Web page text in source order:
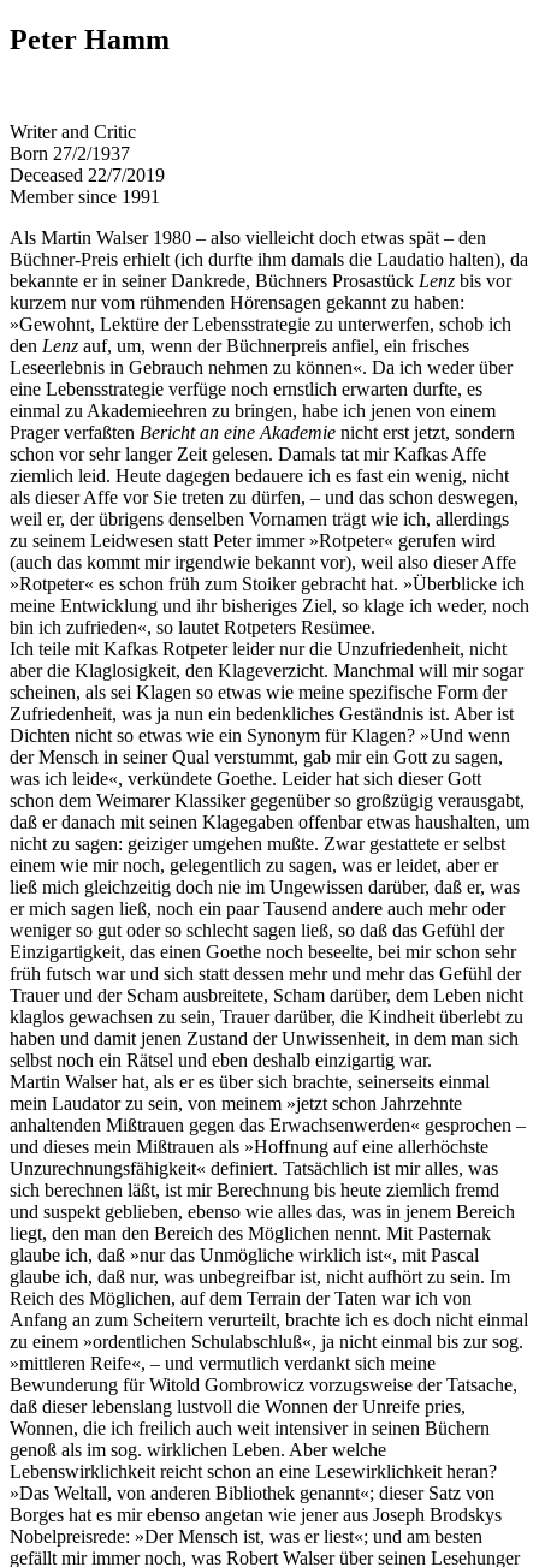
Peter Hamm
Writer and Critic
Born 27/2/1937
Deceased 22/7/2019
Member since 1991
Als Martin Walser 1980 – also vielleicht doch etwas spät – den
Büchner-Preis erhielt (ich durfte ihm damals die Laudatio halten), da
bekannte er in seiner Dankrede, Büchners Prosastück Lenz bis vor
kurzem nur vom rühmenden Hörensagen gekannt zu haben:
»Gewohnt, Lektüre der Lebensstrategie zu unterwerfen, schob ich
den Lenz auf, um, wenn der Büchnerpreis anfiel, ein frisches
Leseerlebnis in Gebrauch nehmen zu können«. Da ich weder über
eine Lebensstrategie verfüge noch ernstlich erwarten durfte, es
einmal zu Akademieehren zu bringen, habe ich jenen von einem
Prager verfaßten Bericht an eine Akademie nicht erst jetzt, sondern
schon vor sehr langer Zeit gelesen. Damals tat mir Kafkas Affe
ziemlich leid. Heute dagegen bedauere ich es fast ein wenig, nicht
als dieser Affe vor Sie treten zu dürfen, – und das schon deswegen,
weil er, der übrigens denselben Vornamen trägt wie ich, allerdings
zu seinem Leidwesen statt Peter immer »Rotpeter« gerufen wird
(auch das kommt mir irgendwie bekannt vor), weil also dieser Affe
»Rotpeter« es schon früh zum Stoiker gebracht hat. »Überblicke ich
meine Entwicklung und ihr bisheriges Ziel, so klage ich weder, noch
bin ich zufrieden«, so lautet Rotpeters Resümee.
Ich teile mit Kafkas Rotpeter leider nur die Unzufriedenheit, nicht
aber die Klaglosigkeit, den Klageverzicht. Manchmal will mir sogar
scheinen, als sei Klagen so etwas wie meine spezifische Form der
Zufriedenheit, was ja nun ein bedenkliches Geständnis ist. Aber ist
Dichten nicht so etwas wie ein Synonym für Klagen? »Und wenn
der Mensch in seiner Qual verstummt, gab mir ein Gott zu sagen,
was ich leide«, verkündete Goethe. Leider hat sich dieser Gott
schon dem Weimarer Klassiker gegenüber so großzügig verausgabt,
daß er danach mit seinen Klagegaben offenbar etwas haushalten, um
nicht zu sagen: geiziger umgehen mußte. Zwar gestattete er selbst
einem wie mir noch, gelegentlich zu sagen, was er leidet, aber er
ließ mich gleichzeitig doch nie im Ungewissen darüber, daß er, was
er mich sagen ließ, noch ein paar Tausend andere auch mehr oder
weniger so gut oder so schlecht sagen ließ, so daß das Gefühl der
Einzigartigkeit, das einen Goethe noch beseelte, bei mir schon sehr
früh futsch war und sich statt dessen mehr und mehr das Gefühl der
Trauer und der Scham ausbreitete, Scham darüber, dem Leben nicht
klaglos gewachsen zu sein, Trauer darüber, die Kindheit überlebt zu
haben und damit jenen Zustand der Unwissenheit, in dem man sich
selbst noch ein Rätsel und eben deshalb einzigartig war.
Martin Walser hat, als er es über sich brachte, seinerseits einmal
mein Laudator zu sein, von meinem »jetzt schon Jahrzehnte
anhaltenden Mißtrauen gegen das Erwachsenwerden« gesprochen –
und dieses mein Mißtrauen als »Hoffnung auf eine allerhöchste
Unzurechnungsfähigkeit« definiert. Tatsächlich ist mir alles, was
sich berechnen läßt, ist mir Berechnung bis heute ziemlich fremd
und suspekt geblieben, ebenso wie alles das, was in jenem Bereich
liegt, den man den Bereich des Möglichen nennt. Mit Pasternak
glaube ich, daß »nur das Unmögliche wirklich ist«, mit Pascal
glaube ich, daß nur, was unbegreifbar ist, nicht aufhört zu sein. Im
Reich des Möglichen, auf dem Terrain der Taten war ich von
Anfang an zum Scheitern verurteilt, brachte ich es doch nicht einmal
zu einem »ordentlichen Schulabschluß«, ja nicht einmal bis zur sog.
»mittleren Reife«, – und vermutlich verdankt sich meine
Bewunderung für Witold Gombrowicz vorzugsweise der Tatsache,
daß dieser lebenslang lustvoll die Wonnen der Unreife pries,
Wonnen, die ich freilich auch weit intensiver in seinen Büchern
genoß als im sog. wirklichen Leben. Aber welche
Lebenswirklichkeit reicht schon an eine Lesewirklichkeit heran?
»Das Weltall, von anderen Bibliothek genannt«; dieser Satz von
Borges hat es mir ebenso angetan wie jener aus Joseph Brodskys
Nobelpreisrede: »Der Mensch ist, was er liest«; und am besten
gefällt mir immer noch, was Robert Walser über seinen Lesehunger